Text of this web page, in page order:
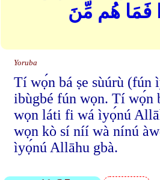
فَمَا هُم مِّنَ
Yoruba
Tí wọ́n bá ṣe sùúrù (fún
ibùgbé fún wọn. Tí wọ́n
wọn láti fi wá ìyọ́nú
wọn kò sí níí wà nínú
ìyọ́nú Allāhu gbà.